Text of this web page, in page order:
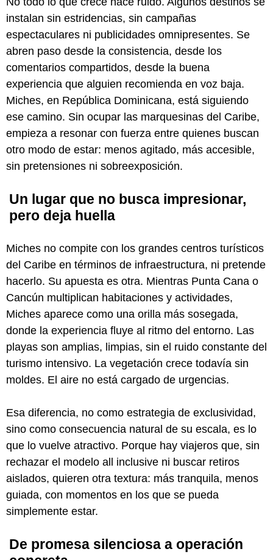
instalan sin estridencias, sin campañas
espectaculares ni publicidades omnipresentes. Se
abren paso desde la consistencia, desde los
comentarios compartidos, desde la buena
experiencia que alguien recomienda en voz baja.
Miches, en República Dominicana, está siguiendo
ese camino. Sin ocupar las marquesinas del Caribe,
empieza a resonar con fuerza entre quienes buscan
otro modo de estar: menos agitado, más accesible,
sin pretensiones ni sobreexposición.
Un lugar que no busca impresionar,
pero deja huella
Miches no compite con los grandes centros turísticos
del Caribe en términos de infraestructura, ni pretende
hacerlo. Su apuesta es otra. Mientras Punta Cana o
Cancún multiplican habitaciones y actividades,
Miches aparece como una orilla más sosegada,
donde la experiencia fluye al ritmo del entorno. Las
playas son amplias, limpias, sin el ruido constante del
turismo intensivo. La vegetación crece todavía sin
moldes. El aire no está cargado de urgencias.
Esa diferencia, no como estrategia de exclusividad,
sino como consecuencia natural de su escala, es lo
que lo vuelve atractivo. Porque hay viajeros que, sin
rechazar el modelo all inclusive ni buscar retiros
aislados, quieren otra textura: más tranquila, menos
guiada, con momentos en los que se pueda
simplemente estar.
De promesa silenciosa a operación